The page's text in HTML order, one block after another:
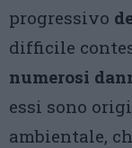
progressivo
difficile
numerosi
essi sono
ambientale,